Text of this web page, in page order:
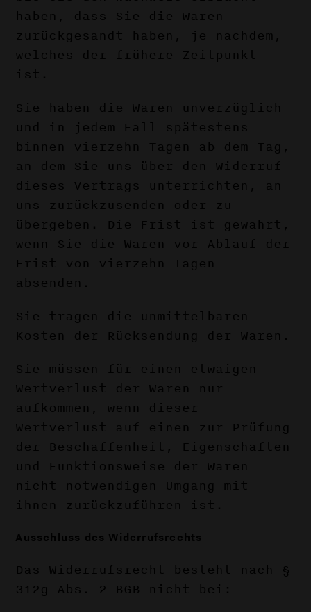
haben, dass Sie die Waren
zurückgesandt haben, je nachdem,
welches der frühere Zeitpunkt
ist.
Sie haben die Waren unverzüglich
und in jedem Fall spätestens
binnen vierzehn Tagen ab dem Tag,
an dem Sie uns über den Widerruf
dieses Vertrags unterrichten, an
uns zurückzusenden oder zu
übergeben. Die Frist ist gewahrt,
wenn Sie die Waren vor Ablauf der
Frist von vierzehn Tagen
absenden.
Sie tragen die unmittelbaren
Kosten der Rücksendung der Waren.
Sie müssen für einen etwaigen
Wertverlust der Waren nur
aufkommen, wenn dieser
Wertverlust auf einen zur Prüfung
der Beschaffenheit, Eigenschaften
und Funktionsweise der Waren
nicht notwendigen Umgang mit
ihnen zurückzuführen ist.
Ausschluss des Widerrufsrechts
Das Widerrufsrecht besteht nach §
312g Abs. 2 BGB nicht bei: